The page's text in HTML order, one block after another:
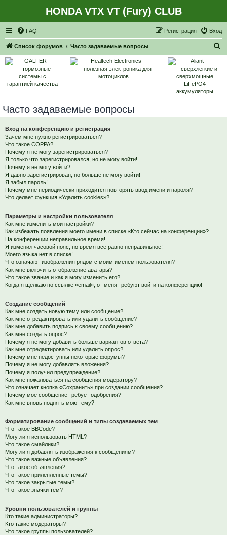
HONDA VTX VT (Fury) CLUB
FAQ Вход
Регистрация
Список форумов Часто задаваемые вопросы
Часто задаваемые вопросы
Вход на конференцию и регистрация
Зачем мне нужно регистрироваться?
Что такое COPPA?
Почему я не могу зарегистрироваться?
Я только что зарегистрировался, но не могу войти!
Почему я не могу войти?
Я давно зарегистрирован, но больше не могу войти!
Я забыл пароль!
Почему мне периодически приходится повторять ввод имени и пароля?
Что делает функция «Удалить cookies»?
Параметры и настройки пользователя
Как мне изменить мои настройки?
Как избежать появления моего имени в списке «Кто сейчас на конференции»?
На конференции неправильное время!
Я изменил часовой пояс, но время всё равно неправильное!
Моего языка нет в списке!
Что означают изображения рядом с моим именем пользователя?
Как мне включить отображение аватары?
Что такое звание и как я могу изменить его?
Когда я щёлкаю по ссылке «email», от меня требуют войти на конференцию!
Создание сообщений
Как мне создать новую тему или сообщение?
Как мне отредактировать или удалить сообщение?
Как мне добавить подпись к своему сообщению?
Как мне создать опрос?
Почему я не могу добавить больше вариантов ответа?
Как мне отредактировать или удалить опрос?
Почему мне недоступны некоторые форумы?
Почему я не могу добавлять вложения?
Почему я получил предупреждение?
Как мне пожаловаться на сообщения модератору?
Что означает кнопка «Сохранить» при создании сообщения?
Почему моё сообщение требует одобрения?
Как мне вновь поднять мою тему?
Форматирование сообщений и типы создаваемых тем
Что такое BBCode?
Могу ли я использовать HTML?
Что такое смайлики?
Могу ли я добавлять изображения к сообщениям?
Что такое важные объявления?
Что такое объявления?
Что такое прилепленные темы?
Что такое закрытые темы?
Что такое значки тем?
Уровни пользователей и группы
Кто такие администраторы?
Кто такие модераторы?
Что такое группы пользователей?